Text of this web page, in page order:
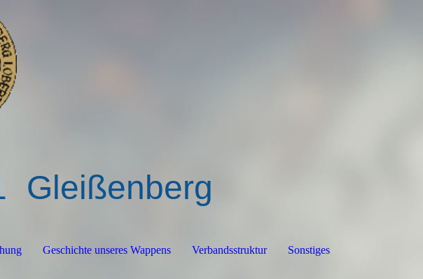
Gleißenberg
Geschichte unseres Wappens Verbandsstruktur Sonstiges